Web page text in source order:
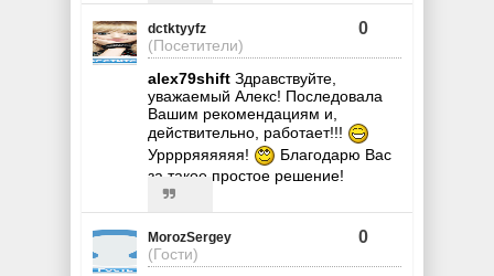
dctktyyfz
(Посетители)
0
alex79shift Здравствуйте,
уважаемый Алекс! Последовала
Вашим рекомендациям и,
действительно, работает!!!
Урррряяяяяя!
Благодарю Вас
за такое простое решение!
MorozSergey
(Гости)
0